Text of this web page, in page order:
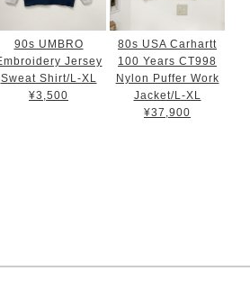
90s UMBRO
Jersey
Sweat Shirt/L-XL
¥3,500
80s USA Carhartt
100 Years CT998
Nylon Puffer Work
Jacket/L-XL
¥37,900